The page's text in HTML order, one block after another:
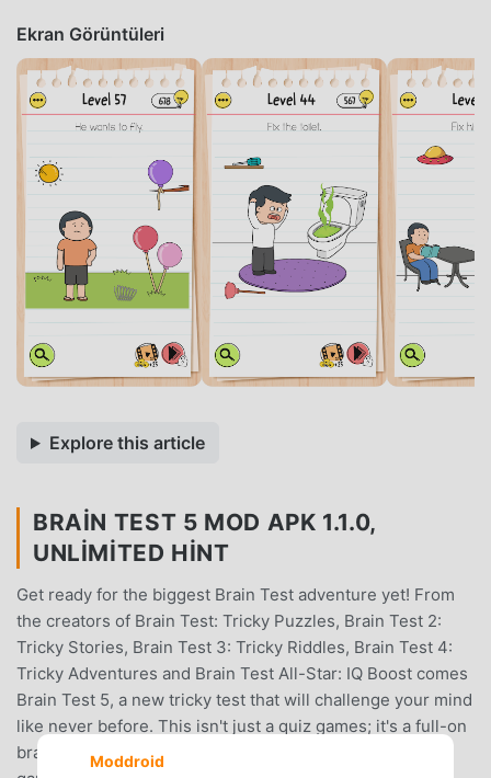
Ekran Görüntüleri
Explore this article
BRAIN TEST 5 MOD APK 1.1.0,
UNLIMITED HINT
Get ready for the biggest Brain Test adventure yet! From
the creators of Brain Test: Tricky Puzzles, Brain Test 2:
Tricky Stories, Brain Test 3: Tricky Riddles, Brain Test 4:
Tricky Adventures and Brain Test All-Star: IQ Boost comes
Brain Test 5, a new tricky test that will challenge your mind
like never before. This isn't just a quiz games; it's a full-on
brain quest filled with impossible puzzles, clever brain
Moddroid